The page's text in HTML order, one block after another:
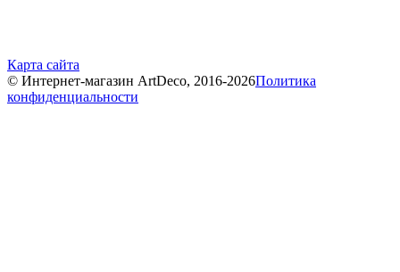
Карта сайта
© Интернет-магазин ArtDeco, 2016-2026Политика
конфиденциальности